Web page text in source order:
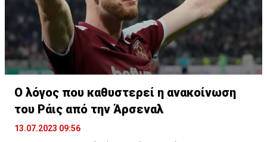
Ο λόγος που καθυστερεί η ανακοίνωση
του Ράις από την Άρσεναλ
13.07.2023 09:56